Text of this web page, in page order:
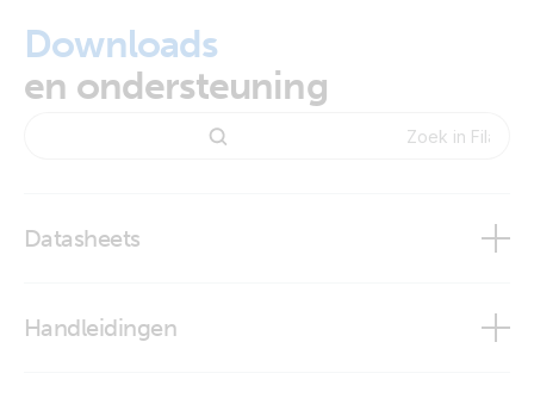
Downloads
en ondersteuning
Datasheets
Handleidingen